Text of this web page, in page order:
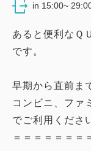
in 15:00~
あると便利なＱ
です。
早期から直前ま
コンビニ、ファ
でご利用くださ
＝＝＝＝＝＝＝